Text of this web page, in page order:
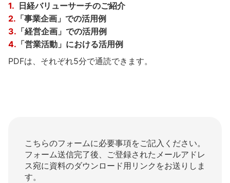
1. 日経バリューサーチのご紹介
2. 「事業企画」での活用例
3. 「経営企画」での活用例
4. 「営業活動」における活用例
PDFは、それぞれ5分で通読できます。
こちらのフォームに必要事項をご記入ください。
フォーム送信完了後、ご登録されたメールアドレ
ス宛に資料のダウンロード用リンクをお送りしま
す。